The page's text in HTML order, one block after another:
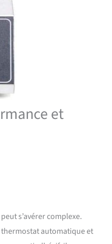
et
s’avérer complexe.
thermostat automatique et